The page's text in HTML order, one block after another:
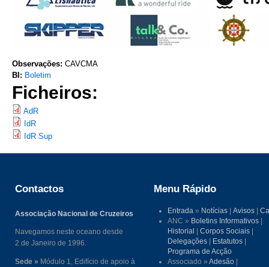
Observações: CAVCMA
BI: Boletim
Ficheiros:
AdR
IdR
IdR Sup
Contactos
Associação Nacional de Cruzeiros
Navegamos neste oceano desde
2 de Janeiro de 1996.
Sede » Módulo 1, Edifício de apoio à
Menu Rápido
Entrada » Notícias |Avisos |
ANC » Boletins Informativos
Historial
|Corpos Sociais
Delegações
Estatutos
Programa de Acção
Associado »Adesão